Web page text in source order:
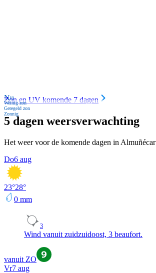
Nu
Weinig zon
Geregeld zon
Zonnig
Zon en UV komende 7 dagen
5 dagen weersverwachting
Het weer voor de komende dagen in Almuñécar
Do6 aug
23°28°
0 mm
3
Wind vanuit zuidzuidoost, 3 beaufort.
vanuit ZO
Vr7 aug